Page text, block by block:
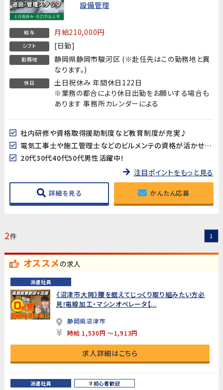
設備管理
給与 月給210,000円
シフト [日勤]
勤務地
静岡県静岡市駿河区 (※赴任先はこの勤務地と異
なります。)
休日
土日祝休み 年間休日122日
※業務の都合により休日出勤をお願いする場合も
あります 事務所カレンダーによる
社内研修や資格取得援助制度など教育制度が充実♪
電気工事士や施工管理士などのビルメンテの資格が活かせます!
20代30代40代50代男性活躍中!
注目ポイントをもっと見る
詳細を見る かんたん応募
2件 1
オススメの求人
派遣社員
《沼津市大岡》腰を据えてじっくり取り組みたい方必
見!電線加工・マシンオペレータ【...
静岡県沼津市
時給 1,530円 ～1,913円
求人詳細はこちら
派遣社員 初心者歓迎